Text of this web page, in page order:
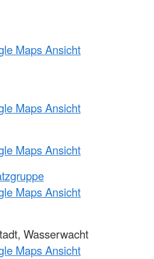
Maps Ansicht
Maps Ansicht
Maps Ansicht
Maps Ansicht
Wasserwacht
Maps Ansicht